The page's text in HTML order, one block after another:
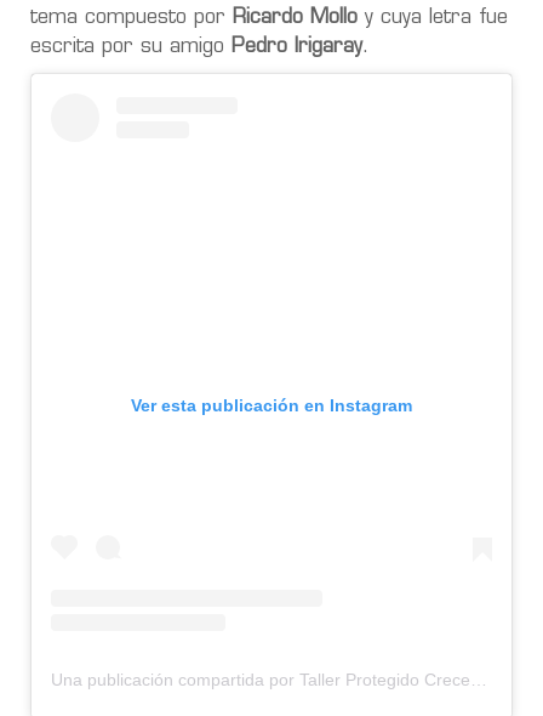
tema compuesto por Ricardo Mollo y cuya letra fue
escrita por su amigo Pedro Irigaray.
Ver esta publicación en Instagram